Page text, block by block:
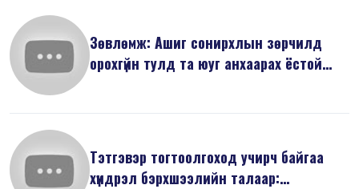
Зөвлөмж: Ашиг сонирхлын зөрчилд
орохгүйн тулд та юуг анхаарах ёстой
Тэтгэвэр тогтоолгоход учирч байгаа
хүндрэл бэрхшээлийн талаар: